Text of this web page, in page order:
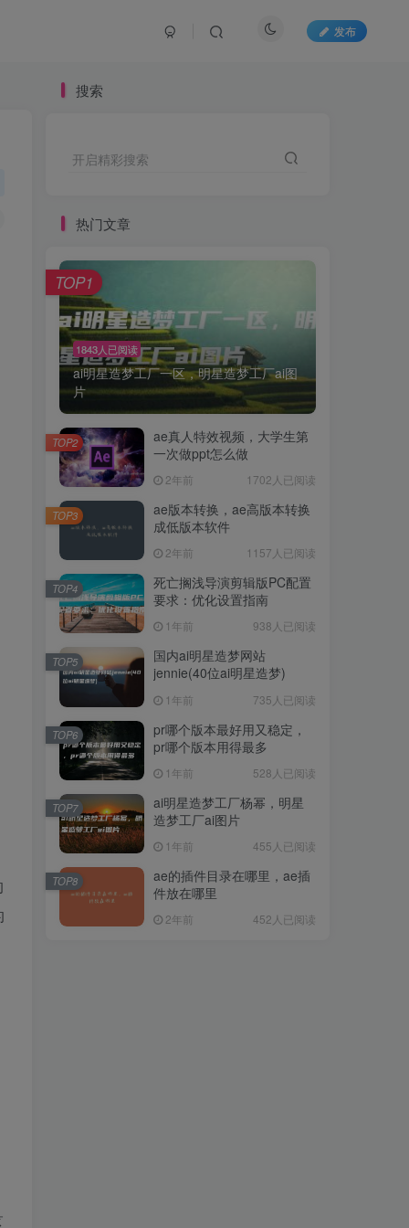
发布
搜索
开启精彩搜索
热门文章
1843人已阅读
ai明星造梦工厂一区，明星造梦工厂ai图
片
TOP1
ae真人特效视频，大学生第
一次做ppt怎么做
2年前 1702人已阅读
TOP2
ae版本转换，ae高版本转换
成低版本软件
2年前 1157人已阅读
TOP3
死亡搁浅导演剪辑版PC配置
要求：优化设置指南
1年前 938人已阅读
TOP4
国内ai明星造梦网站
jennie(40位ai明星造梦)
1年前 735人已阅读
TOP5
pr哪个版本最好用又稳定，
pr哪个版本用得最多
1年前 528人已阅读
TOP6
ai明星造梦工厂杨幂，明星
造梦工厂ai图片
1年前 455人已阅读
TOP7
ae的插件目录在哪里，ae插
件放在哪里
2年前 452人已阅读
TOP8